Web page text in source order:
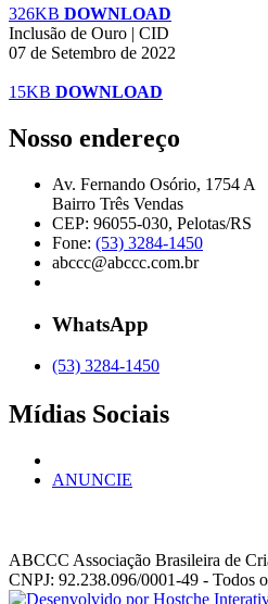
326KB DOWNLOAD
Inclusão de Ouro | CID
07 de Setembro de 2022
15KB DOWNLOAD
Nosso endereço
Av. Fernando Osório, 1754 A
Bairro Três Vendas
CEP: 96055-030, Pelotas/RS
Fone: (53) 3284-1450
abccc@abccc.com.br
WhatsApp
(53) 3284-1450
Mídias Sociais
ANUNCIE
ABCCC Associação Brasileira de
CNPJ: 92.238.096/0001-49 - Todos